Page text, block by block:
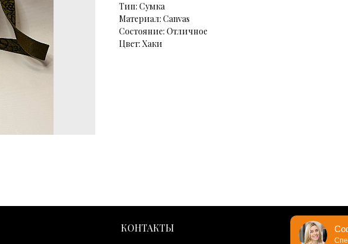
Тип: Сумка
Материал: Canvas
Состояние: Отличное
Цвет: Хаки
КОНТАКТЫ